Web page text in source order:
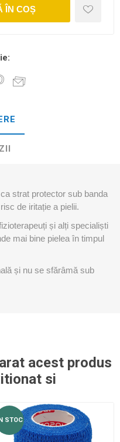
ÎN COȘ
strat protector sub banda
de iritație a pielii.
și alți specialiști
mai bine pielea în timpul
și nu se sfărâmă sub
acest produs
si
STOC